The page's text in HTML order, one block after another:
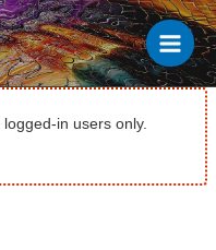
in users only.